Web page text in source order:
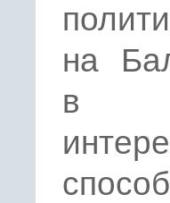
на
в